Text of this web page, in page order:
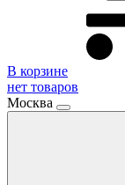
В корзине
нет товаров
Москва